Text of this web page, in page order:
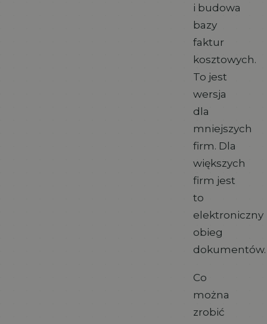
i budowa
bazy
faktur
kosztowych.
To jest
wersja
dla
mniejszych
firm. Dla
większych
firm jest
to
elektroniczny
obieg
dokumentów.
Co
można
zrobić